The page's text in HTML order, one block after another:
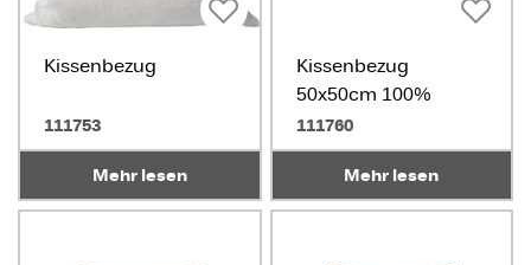
Kissenbezug
111753
Mehr lesen
Kissenbezug
50x50cm 100%
Baumwolle weiß
111760
Mehr lesen